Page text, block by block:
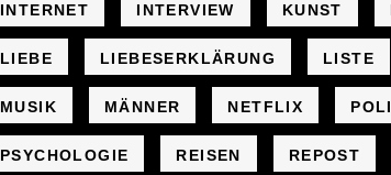
INTERNET INTERVIEW KUNST
LIEBE LIEBESERKLÄRUNG LISTE
MUSIK MÄNNER NETFLIX
PSYCHOLOGIE REISEN REPOST